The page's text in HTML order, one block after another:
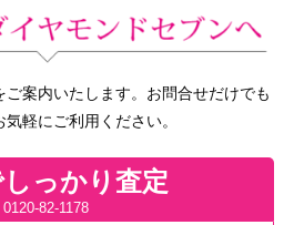
案内いたします。お問合せだけでも
軽にご利用ください。
っかり査定
0120-82-1178